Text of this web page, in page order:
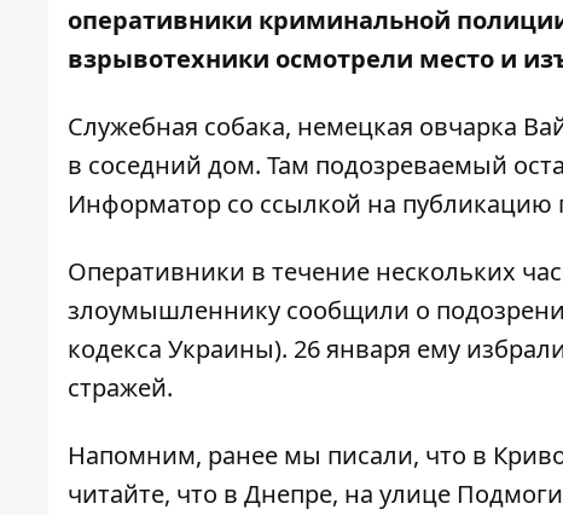
оперативники криминальной
взрывотехники осмотрели место и
Служебная собака, немецкая овчарка
в соседний дом. Там подозреваемый
Информатор со ссылкой на публикацию
Оперативники в течение нескольких
злоумышленнику сообщили о
кодекса Украины). 26 января ему
стражей.
Напомним, ранее мы писали, что в
читайте, что в Днепре, на улице